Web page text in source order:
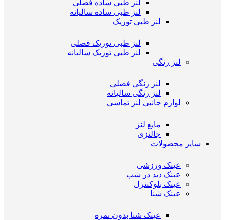
لنز طبی ساده فصلی
لنز طبی ساده سالیانه
لنز طبی توریک
لنز طبی توریک فصلی
لنز طبی توریک سالیانه
لنز رنگی
لنز رنگی فصلی
لنز رنگی سالیانه
لوازم جانبی لنز تماسی
مایع لنز
جالنزی
سایر محصولات
عینک ورزشی
عینک دید در شب
عینک بلوکنترل
عینک شنا
عینک شنا بدون نمره